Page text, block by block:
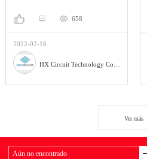
658
2022-02-16
Ver más